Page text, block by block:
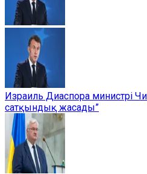
Израиль Диаспора министрі
сатқындық жасады”